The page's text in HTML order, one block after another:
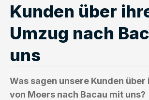
Kunden über
Umzug nach
uns
Was sagen unsere Kunden über
von Moers nach Bacau mit uns?